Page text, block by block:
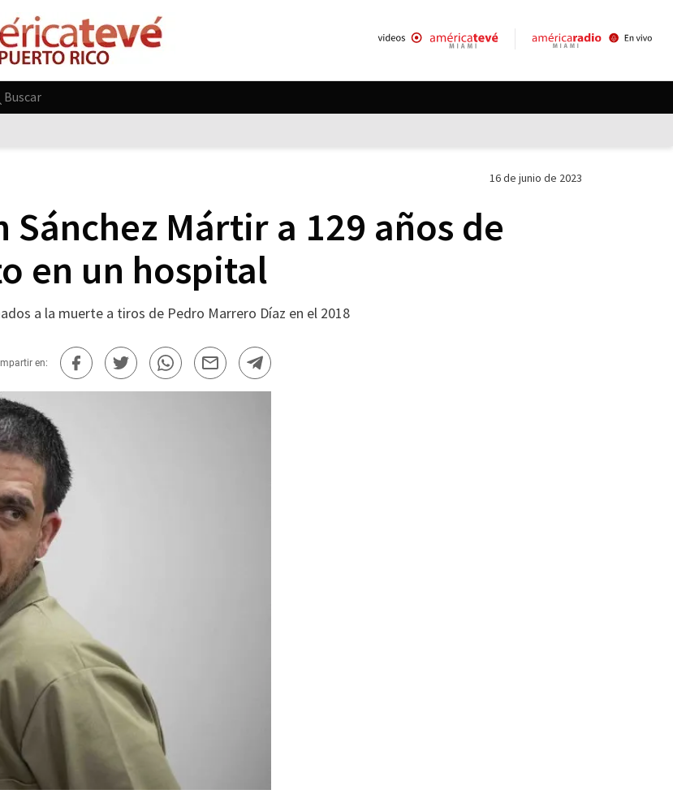
Buscar
16 de junio de 2023
Sánchez Mártir a 129 años de
en un hospital
a la muerte a tiros de Pedro Marrero Díaz en el 2018
en: